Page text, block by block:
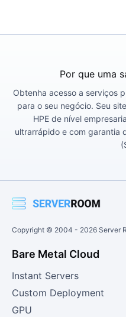
Por que uma
Obtenha acesso a serviços
para o seu negócio. Seu
HPE de nível
ultrarrápido e com garantia
Copyright © 2004 - 2026 Server
Bare Metal Cloud
Instant Servers
Custom Deployment
GPU